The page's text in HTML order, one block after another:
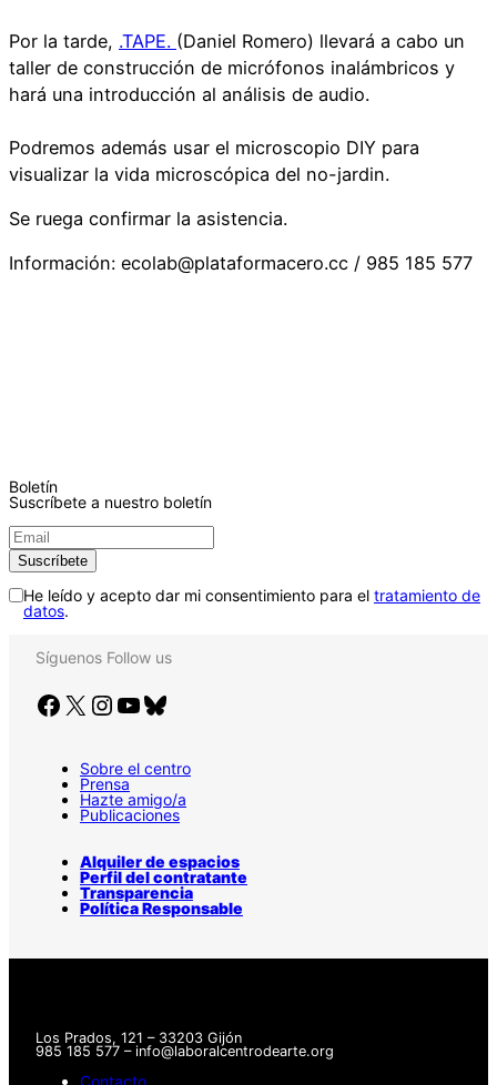
Por la tarde, .TAPE. (Daniel Romero) llevará a cabo un
taller de construcción de micrófonos inalámbricos y
hará una introducción al análisis de audio.
Podremos además usar el microscopio DIY para
visualizar la vida microscópica del no-jardin.
Se ruega confirmar la asistencia.
Información: ecolab@plataformacero.cc / 985 185 577
Boletín
Suscríbete a nuestro boletín
He leído y acepto dar mi consentimiento para el tratamiento de
datos.
Síguenos Follow us
Facebook X Instagram YouTube Bluesky
Sobre el centro
Prensa
Hazte amigo/a
Publicaciones
Alquiler de espacios
Perfil del contratante
Transparencia
Política Responsable
Los Prados, 121 – 33203 Gijón
985 185 577 – info@laboralcentrodearte.org